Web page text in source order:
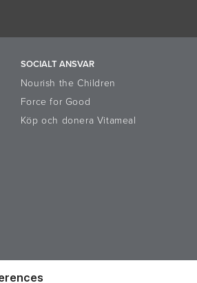
SOCIALT ANSVAR
Nourish the Children
Force for Good
Köp och donera Vitameal